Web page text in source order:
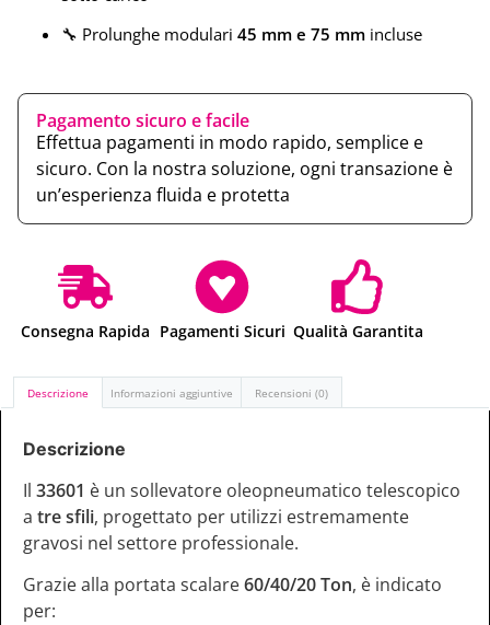
🔧 Prolunghe modulari 45 mm e 75 mm incluse
Pagamento sicuro e facile
Effettua pagamenti in modo rapido, semplice e
sicuro. Con la nostra soluzione, ogni transazione è
un’esperienza fluida e protetta
Consegna Rapida Pagamenti Sicuri Qualità Garantita
Descrizione Informazioni aggiuntive Recensioni (0)
Descrizione
Il 33601 è un sollevatore oleopneumatico telescopico
a tre sfili, progettato per utilizzi estremamente
gravosi nel settore professionale.
Grazie alla portata scalare60/40/20 Ton, è indicato
per: